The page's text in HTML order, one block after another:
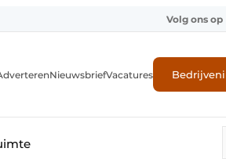
Volg ons op
NieuwsbriefVacatures